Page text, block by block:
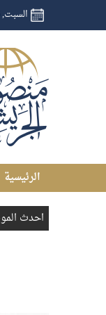
السبت, 25 صفر 1448 هجريا.
الرئيسية
احدث